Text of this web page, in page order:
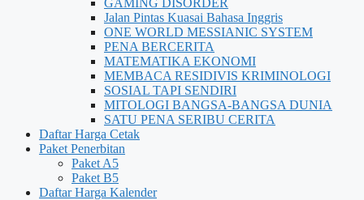
GAMING DISORDER
Jalan Pintas Kuasai Bahasa Inggris
ONE WORLD MESSIANIC SYSTEM
PENA BERCERITA
MATEMATIKA EKONOMI
MEMBACA RESIDIVIS KRIMINOLOGI
SOSIAL TAPI SENDIRI
MITOLOGI BANGSA-BANGSA DUNIA
SATU PENA SERIBU CERITA
Daftar Harga Cetak
Paket Penerbitan
Paket A5
Paket B5
Daftar Harga Kalender